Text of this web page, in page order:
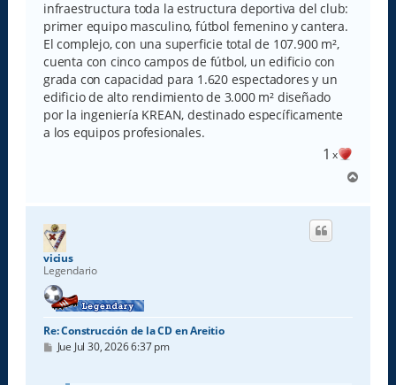
infraestructura toda la estructura deportiva del club:
primer equipo masculino, fútbol femenino y cantera.
El complejo, con una superficie total de 107.900 m²,
cuenta con cinco campos de fútbol, un edificio con
grada con capacidad para 1.620 espectadores y un
edificio de alto rendimiento de 3.000 m² diseñado
por la ingeniería KREAN, destinado específicamente
a los equipos profesionales.
1 x
r
vicius
Legendario
Re: Construcción de la CD en Areitio
M
Jue Jul 30, 2026 6:37 pm